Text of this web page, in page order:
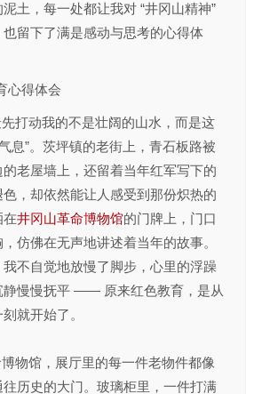
土，每一处都让我对 “井冈山精神”
留下了满是感动与思考的心得体
动我的不是壮阔的山水，而是这
息”。茨坪镇的老街上，青石板路被
老屋墙上，还留着当年红军写下的
，却依然能让人感受到那份炽热的
在井冈山革命博物馆的门牌上，门口
仿佛在无声地讲述着当年的故事。
不自觉地放慢了脚步，心里的浮躁
静慢慢抚平 —— 原来红色教育，是从
就开始了。
馆，展厅里的每一件老物件都像
历史的大门。玻璃柜里，一件打满